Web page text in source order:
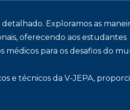
Exploramos as
oferecendo aos estudantes
para os desafios do
e técnicos da V-JEPA,